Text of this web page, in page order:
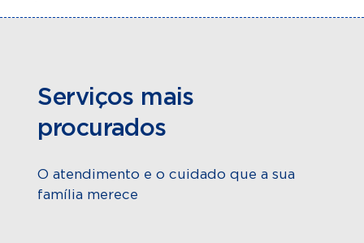
Serviços mais
procurados
O atendimento e o cuidado que a sua
família merece